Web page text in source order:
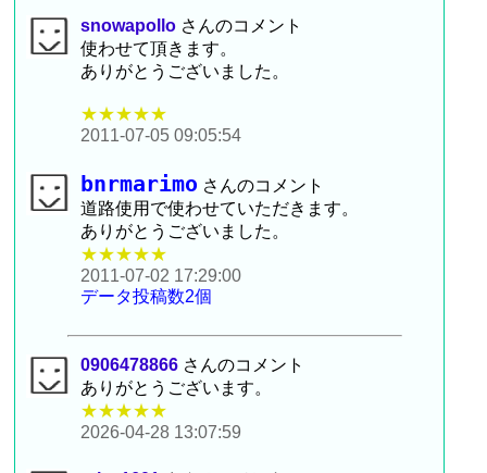
snowapollo さんのコメント
使わせて頂きます。
ありがとうございました。
★★★★★
2011-07-05 09:05:54
bnrmarimo さんのコメント
道路使用で使わせていただきます。
ありがとうございました。
★★★★★
2011-07-02 17:29:00
データ投稿数2個
0906478866 さんのコメント
ありがとうございます。
★★★★★
2026-04-28 13:07:59